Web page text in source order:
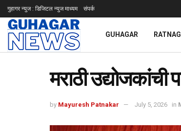
गुहागर न्युज : डिजिटल न्युज माध्यम संपर्क
GUHAGAR
मराठी उद्योजकांची
by Mayuresh Patnakar July 5, 2026 in